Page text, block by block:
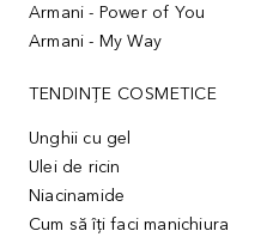
Armani - Power of You
Armani - My Way
TENDINȚE COSMETICE
Unghii cu gel
Ulei de ricin
Niacinamide
Cum să îți faci manichiura